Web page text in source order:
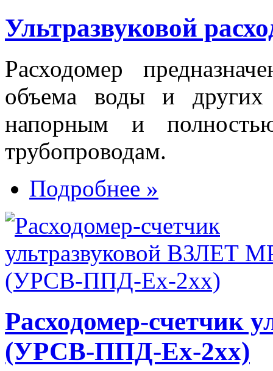
Ультразвуковой
Расходомер
объема воды и других
напорным и
трубопроводам.
Подробнее »
Расходомер-счетчик
(УРСВ-ППД-Ех-2хx)